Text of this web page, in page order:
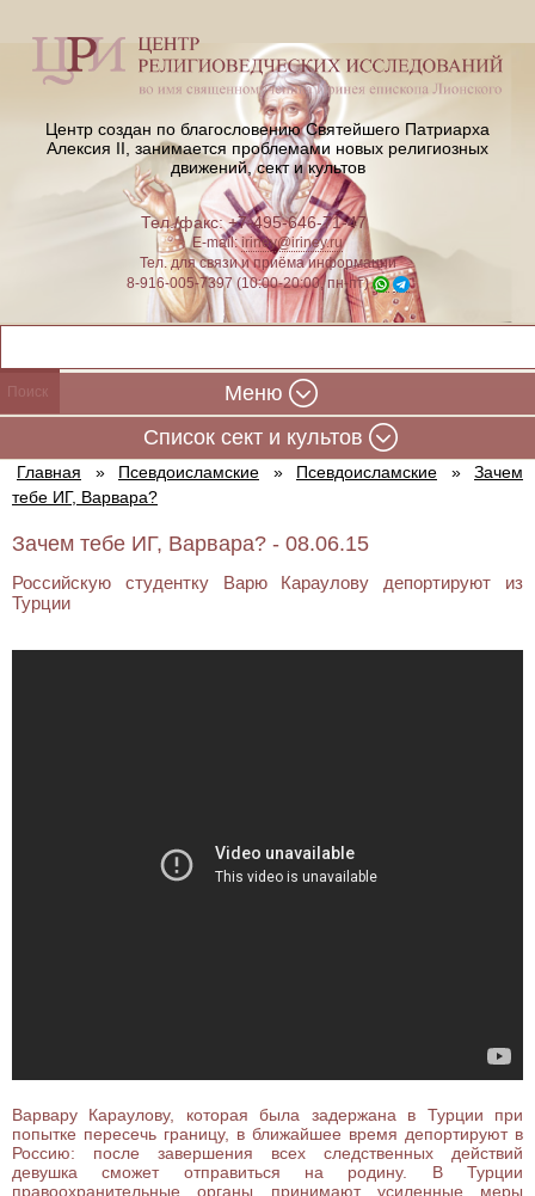
Центр создан по благословению Святейшего Патриарха
Алексия II, занимается проблемами новых религиозных
движений, сект и культов
Тел./факс: +7-495-646-71-47
E-mail:iriney@iriney.ru
Тел. для связи и приёма информации
8-916-005-7397 (10:00-20:00, пн-пт)
Меню
Cписок сект и культов
Главная » Псевдоисламские » Псевдоисламские »
Зачем
тебе ИГ, Варвара?
Зачем тебе ИГ, Варвара? - 08.06.15
Российскую студентку Варю Караулову депортируют из
Турции
Варвару Караулову, которая была задержана в Турции при
попытке пересечь границу, в ближайшее время депортируют в
Россию: после завершения всех следственных действий
девушка сможет отправиться на родину. В Турции
правоохранительные органы принимают усиленные меры